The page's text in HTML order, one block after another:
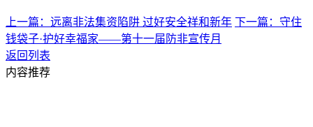
上一篇：远离非法集资陷阱 过好安全祥和新年 下一篇：守住
钱袋子·护好幸福家——第十一届防非宣传月
返回列表
内容推荐